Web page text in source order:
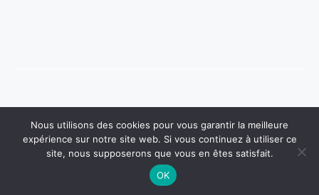
POLITIQUE DE CONFIDENTIALITÉ
MENTIONS LÉGALES
Nous utilisons des cookies pour vous garantir la meilleure
expérience sur notre site web. Si vous continuez à utiliser ce
site, nous supposerons que vous en êtes satisfait.
OK